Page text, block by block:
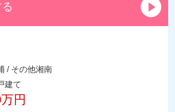
/ その他湘南
建て
円